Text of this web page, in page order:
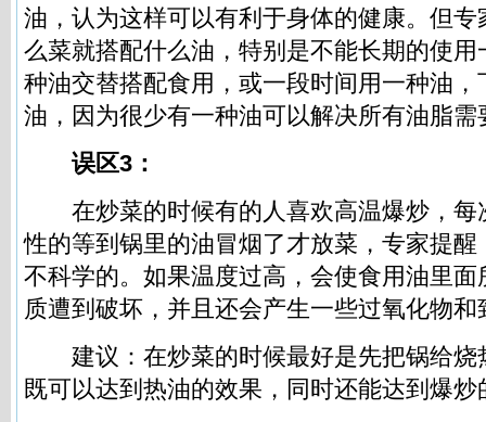
油，认为这样可以有利于身体的健康。但
么菜就搭配什么油，特别是不能长期的使
种油交替搭配食用，或一段时间用一种油
油，因为很少有一种油可以解决所有油脂需
误区3：
在炒菜的时候有的人喜欢高温爆炒，每
性的等到锅里的油冒烟了才放菜，专家提
不科学的。如果温度过高，会使食用油里
质遭到破坏，并且还会产生一些过氧化物和
建议：在炒菜的时候最好是先把锅给烧
既可以达到热油的效果，同时还能达到爆